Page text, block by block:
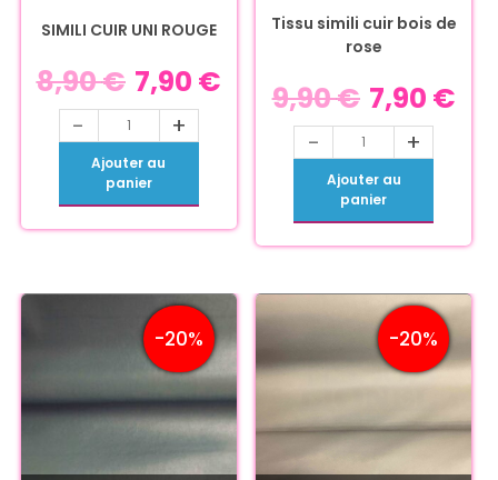
SIMILI CUIR UNI ROUGE
8,90€ 7,90 €
- +
Ajouter au
panier
Tissu simili cuir bois de
rose
9,90€ 7,90 €
- +
Ajouter au
panier
-20% -20%